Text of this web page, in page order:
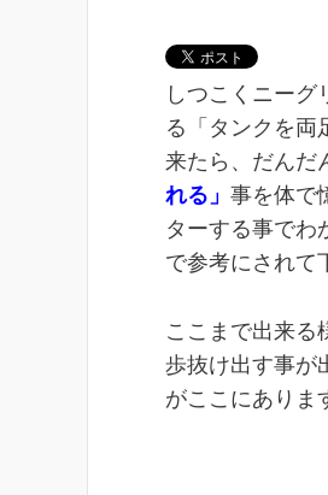
しつこくニーグ
る「タンクを両
来たら、だんだ
れる」 事を体で
ターする事でわ
で参考にされて
ここまで出来る
歩抜け出す事が
がここにありま